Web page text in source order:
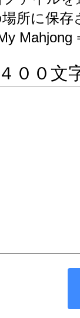
所に保存
００文